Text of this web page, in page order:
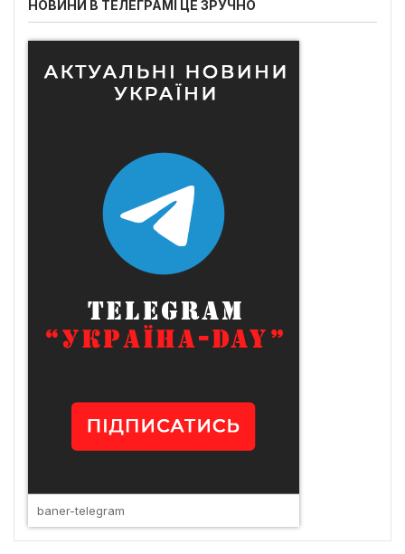
НОВИНИ В ТЕЛЕГРАМІ ЦЕ ЗРУЧНО
baner-telegram